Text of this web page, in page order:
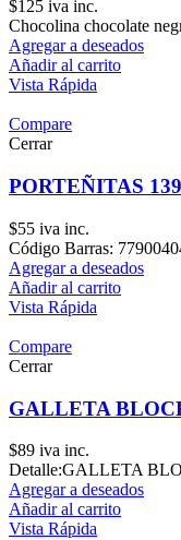
$125 iva inc.
Chocolina chocolate
Agregar a deseados
Añadir al carrito
Vista Rápida
Compare
Cerrar
PORTEÑITAS
$55 iva inc.
Código Barras:
Agregar a deseados
Añadir al carrito
Vista Rápida
Compare
Cerrar
GALLETA
$89 iva inc.
Detalle:GALLETA
Agregar a deseados
Añadir al carrito
Vista Rápida